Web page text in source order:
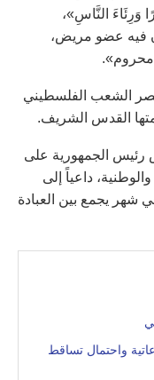
وَرِئَاءَ النَّاسِ»،
فيه عضو مريض،
محروم».
الشعب الفلسطيني
القدس الشريف.
رئيس الجمهورية على
داعياً إلى
شهر يجمع بين العبادة
واحتمال تساقط